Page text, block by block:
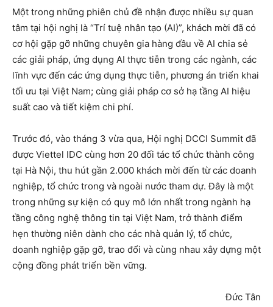
Một trong những phiên chủ đề nhận được nhiều sự quan
tâm tại hội nghị là “Trí tuệ nhân tạo (AI)”, khách mời đã có
cơ hội gặp gỡ những chuyên gia hàng đầu về AI chia sẻ
các giải pháp, ứng dụng AI thực tiễn trong các ngành, các
lĩnh vực đến các ứng dụng thực tiễn, phương án triển khai
tối ưu tại Việt Nam; cùng giải pháp cơ sở hạ tầng AI hiệu
suất cao và tiết kiệm chi phí.
Trước đó, vào tháng 3 vừa qua, Hội nghị DCCI Summit đã
được Viettel IDC cùng hơn 20 đối tác tổ chức thành công
tại Hà Nội, thu hút gần 2.000 khách mời đến từ các doanh
nghiệp, tổ chức trong và ngoài nước tham dự. Đây là một
trong những sự kiện có quy mô lớn nhất trong ngành hạ
tầng công nghệ thông tin tại Việt Nam, trở thành điểm
hẹn thường niên dành cho các nhà quản lý, tổ chức,
doanh nghiệp gặp gỡ, trao đổi và cùng nhau xây dựng một
cộng đồng phát triển bền vững.
Đức Tân